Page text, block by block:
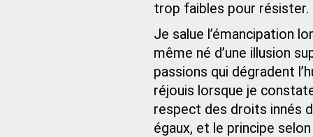
trop faibles pour résister.
Je salue l’émancipation
même né d’une illusion
passions qui dégradent
réjouis lorsque je
respect des droits innés
égaux, et le principe